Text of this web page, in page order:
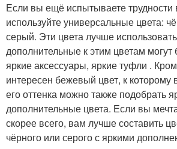
Если вы ещё испытываете трудности
используйте универсальные цвета:
серый. Эти цвета лучше
дополнительные к этим цветам могут
яркие аксессуары, яркие туфли .
интересен бежевый цвет, к которому
его оттенка можно также подобрать
дополнительные цвета. Если вы
скорее всего, вам лучше составить
чёрного или серого с яркими